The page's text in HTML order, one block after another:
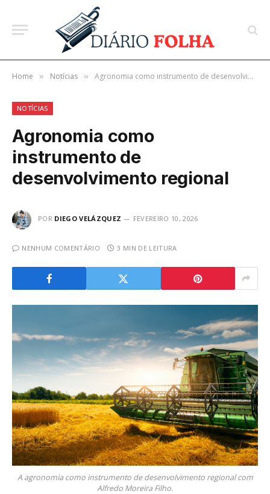
Home » Notícias » Agronomia como instrumento de desenvolvimento regional
NOTÍCIAS
Agronomia como
instrumento de
desenvolvimento regional
POR DIEGO VELÁZQUEZ FEVEREIRO 10, 2026
NENHUM COMENTÁRIO 3 MIN DE LEITURA
A agronomia como instrumento de desenvolvimento regional com
Alfredo Moreira Filho.